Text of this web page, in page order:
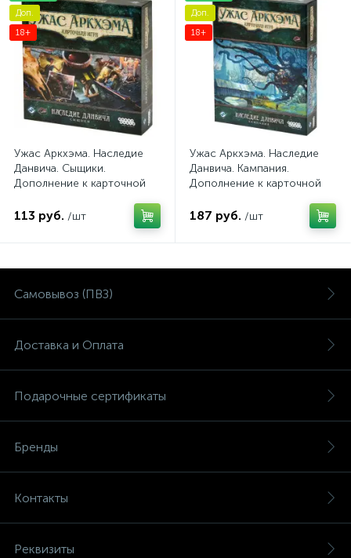
Доп.
18+
Ужас Аркхэма. Наследие
Данвича. Сыщики.
Дополнение к карточной
113 руб. /шт
Доп.
18+
Ужас Аркхэма. Наследие
Данвича. Кампания.
Дополнение к карточной
187 руб. /шт
Самовывоз (ПВЗ)
Доставка и Оплата
Подарочные сертификаты
Бренды
Контакты
Реквизиты